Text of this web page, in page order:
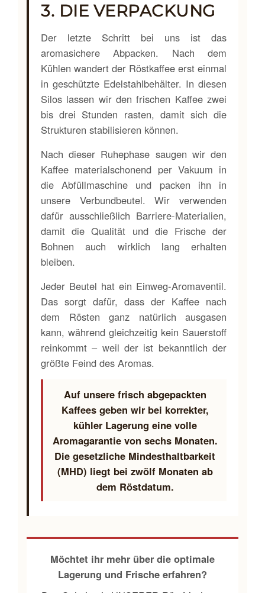
3. DIE VERPACKUNG
Der letzte Schritt bei uns ist das
aromasichere Abpacken. Nach dem
Kühlen wandert der Röstkaffee erst einmal
in geschützte Edelstahlbehälter. In diesen
Silos lassen wir den frischen Kaffee zwei
bis drei Stunden rasten, damit sich die
Strukturen stabilisieren können.
Nach dieser Ruhephase saugen wir den
Kaffee materialschonend per Vakuum in
die Abfüllmaschine und packen ihn in
unsere Verbundbeutel. Wir verwenden
dafür ausschließlich Barriere-Materialien,
damit die Qualität und die Frische der
Bohnen auch wirklich lang erhalten
bleiben.
Jeder Beutel hat ein Einweg-Aromaventil.
Das sorgt dafür, dass der Kaffee nach
dem Rösten ganz natürlich ausgasen
kann, während gleichzeitig kein Sauerstoff
reinkommt – weil der ist bekanntlich der
größte Feind des Aromas.
Auf unsere frisch abgepackten
Kaffees geben wir bei korrekter,
kühler Lagerung eine volle
Aromagarantie von sechs Monaten.
Die gesetzliche Mindesthaltbarkeit
(MHD) liegt bei zwölf Monaten ab
dem Röstdatum.
Möchtet ihr mehr über die optimale
Lagerung und Frische erfahren?